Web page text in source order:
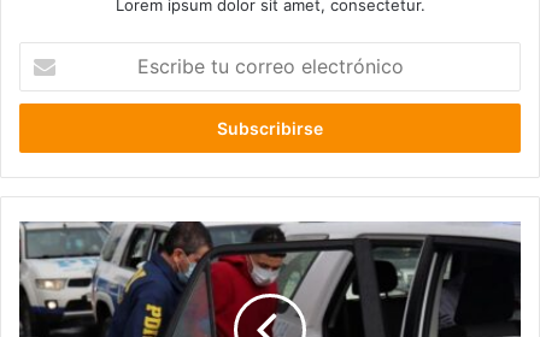
Lorem ipsum dolor sit amet, consectetur.
correo
PDI
Valdivia
detuvo
a
líder